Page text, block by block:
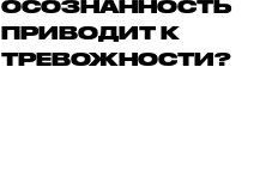
ОСОЗНАННОСТЬ
ПРИВОДИТ К
ТРЕВОЖНОСТИ?